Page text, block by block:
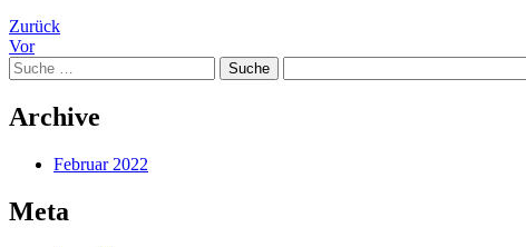
Beitrags-
Navigation
Zurück
Vor
Suche
nach:
Archive
Februar 2022
Meta